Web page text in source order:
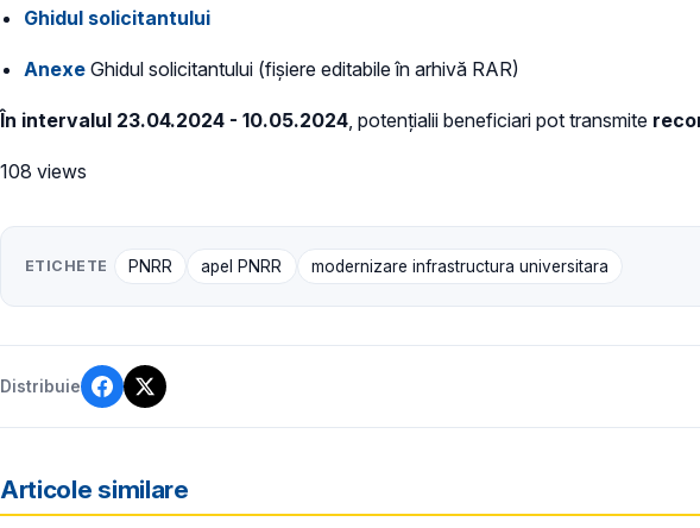
Ghidul solicitantului
Anexe Ghidul solicitantului (fișiere editabile în arhivă RAR)
În intervalul 23.04.2024 - 10.05.2024, potențialii beneficiari pot transmite
108 views
ETICHETE PNRR apel PNRR modernizare infrastructura universitara
Distribuie
Articole similare